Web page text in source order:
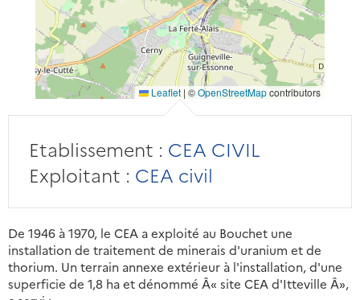
Leaflet | ©OpenStreetMapcontributors
Etablissement : CEA CIVIL
Exploitant : CEA civil
De 1946 à 1970, le CEA a exploité au Bouchet une
installation de traitement de minerais d'uranium et de
thorium. Un terrain annexe extérieur à l'installation, d'une
superficie de 1,8 ha et dénommé Â« site CEA d'Itteville Â»,